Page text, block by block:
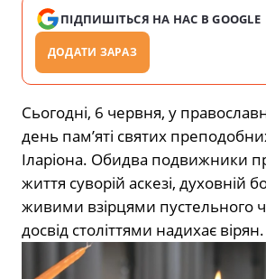
ПІДПИШІТЬСЯ НА НАС В GOOGLE
ДОДАТИ ЗАРАЗ
Сьогодні, 6 червня, у
день пам’яті святих
Іларіона. Обидва подвижники
життя суворій аскезі, духовній
живими взірцями пустельного
досвід століттями надихає вірян.